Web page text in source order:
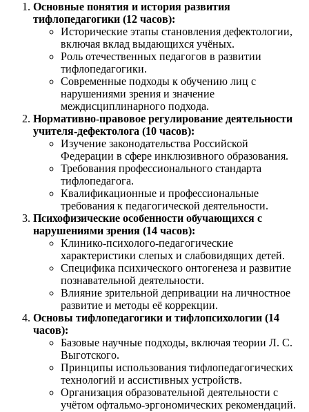
Основные понятия и история развития
тифлопедагогики (12 часов):
Исторические этапы становления дефектологии,
включая вклад выдающихся учёных.
Роль отечественных педагогов в развитии
тифлопедагогики.
Современные подходы к обучению лиц с
нарушениями зрения и значение
междисциплинарного подхода.
Нормативно-правовое регулирование деятельности
учителя-дефектолога (10 часов):
Изучение законодательства Российской
Федерации в сфере инклюзивного образования.
Требования профессионального стандарта
тифлопедагога.
Квалификационные и профессиональные
требования к педагогической деятельности.
Психофизические особенности обучающихся с
нарушениями зрения (14 часов):
Клинико-психолого-педагогические
характеристики слепых и слабовидящих детей.
Специфика психического онтогенеза и развитие
познавательной деятельности.
Влияние зрительной депривации на личностное
развитие и методы её коррекции.
Основы тифлопедагогики и тифлопсихологии (14
часов):
Базовые научные подходы, включая теории Л. С.
Выготского.
Принципы использования тифлопедагогических
технологий и ассистивных устройств.
Организация образовательной деятельности с
учётом офтальмо-эргономических рекомендаций.